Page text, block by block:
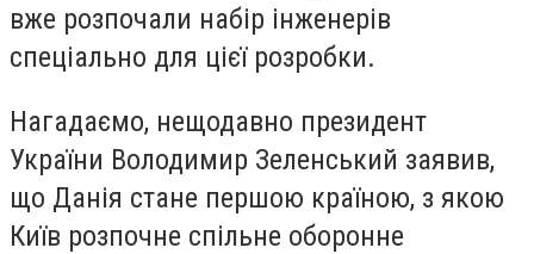
вже розпочали набір інженерів
спеціально для цієї розробки.
Нагадаємо, нещодавно президент
України Володимир Зеленський заявив,
що Данія стане першою країною, з якою
Київ розпочне спільне оборонне